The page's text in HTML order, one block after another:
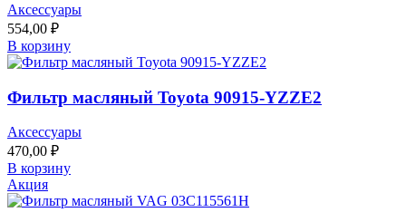
Аксессуары
554,00 ₽
В корзину
Фильтр масляный Toyota 90915-YZZE2
Аксессуары
470,00 ₽
В корзину
Акция